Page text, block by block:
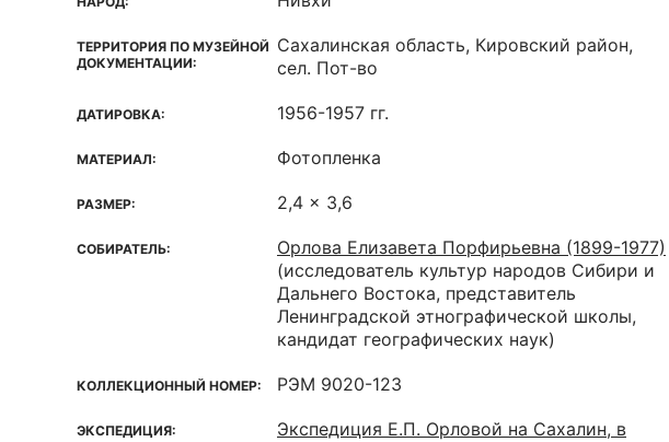
ТЕРРИТОРИЯ ПО МУЗЕЙНОЙ
ДОКУМЕНТАЦИИ:
Сахалинская область, Кировский район,
сел. Пот-во
ДАТИРОВКА: 1956-1957 гг.
МАТЕРИАЛ: Фотопленка
РАЗМЕР: 2,4 x 3,6
СОБИРАТЕЛЬ:
Орлова Елизавета Порфирьевна (1899-1977)
(исследователь культур народов Сибири и
Дальнего Востока, представитель
Ленинградской этнографической школы,
кандидат географических наук)
КОЛЛЕКЦИОННЫЙ НОМЕР: РЭМ 9020-123
ЭКСПЕДИЦИЯ:
Экспедиция Е.П. Орловой на Сахалин, в